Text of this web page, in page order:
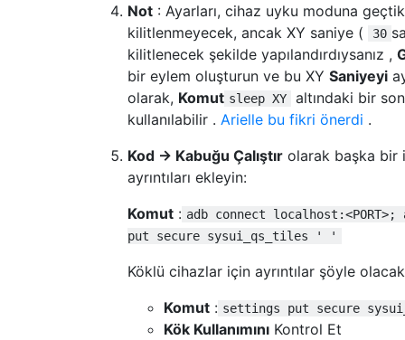
Not : Ayarları, cihaz uyku moduna
kilitlenmeyecek, ancak XY saniye (
30
kilitlenecek şekilde yapılandırdıysanız ,
bir eylem oluşturun ve bu XY Saniyeyi
olarak, Komut sleep XY
altındaki bir
kullanılabilir . Arielle bu fikri önerdi .
Kod → Kabuğu Çalıştır olarak başka bir
ayrıntıları ekleyin:
Komut : adb connect
put secure sysui_qs_tiles ' '
Köklü cihazlar için ayrıntılar şöyle
Komut : settings put secure
Kök Kullanımını Kontrol Et